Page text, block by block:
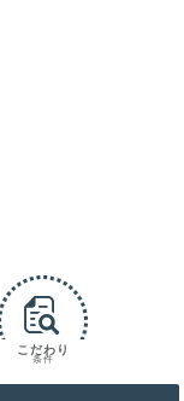
こだわり
条件